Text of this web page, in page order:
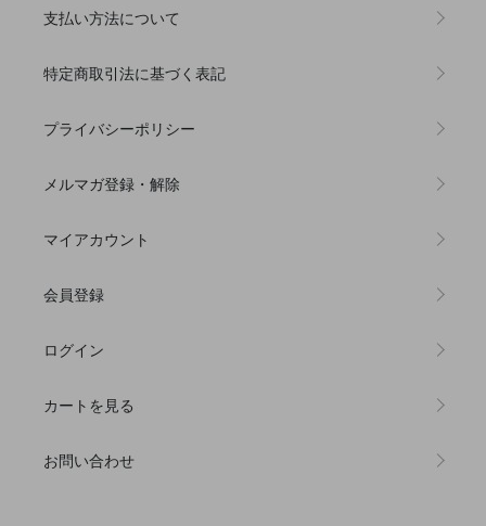
支払い方法について
特定商取引法に基づく表記
プライバシーポリシー
メルマガ登録・解除
マイアカウント
会員登録
ログイン
カートを見る
お問い合わせ